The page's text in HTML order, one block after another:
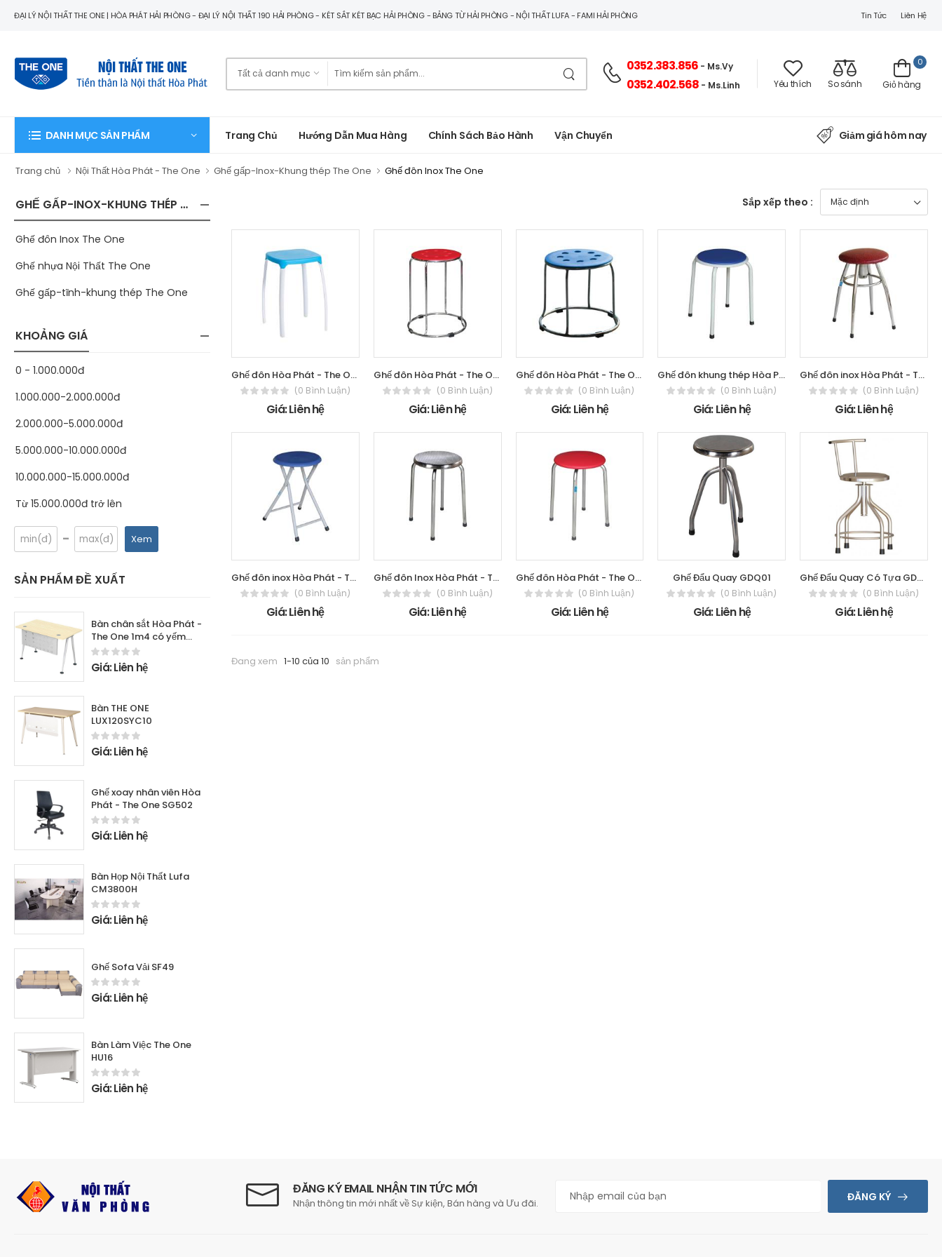
ĐẠI LÝ NỘI THẤT THE ONE | HÒA PHÁT HẢI PHÒNG - ĐẠI LÝ NỘI THẤT 190 HẢI PHÒNG - KÉT SẮT KÉT BẠC HẢI PHÒNG - BẢNG TỪ HẢI PHÒNG - NỘI THẤT LUFA - FAMI HẢI PHÒNG Tin Tức Liên Hệ
0352.383.856 - Ms.Vy
0352.402.568 - Ms.Linh Yêu thích So sánh
0
Giỏ hàng
DANH MỤC SẢN PHẨM Trang Chủ Hướng Dẫn Mua Hàng Chính Sách Bảo Hành Vận Chuyển Giảm giá hôm nay
Trang chủ Nội Thất Hòa Phát - The One Ghế gấp-Inox-Khung thép The One Ghế đôn Inox The One
GHẾ GẤP-INOX-KHUNG THÉP THE ONE
Ghế đôn Inox The One
Ghế nhựa Nội Thất The One
Ghế gấp-tĩnh-khung thép The One
KHOẢNG GIÁ
0 - 1.000.000đ
1.000.000-2.000.000đ
2.000.000-5.000.000đ
5.000.000-10.000.000đ
10.000.000-15.000.000đ
Từ 15.000.000đ trở lên
- Xem
SẢN PHẨM ĐỀ XUẤT
Bàn chân sắt Hòa Phát -
The One 1m4 có yếm
HR140C8Y1
Giá: Liên hệ
Bàn THE ONE
LUX120SYC10
Giá: Liên hệ
Ghế xoay nhân viên Hòa
Phát - The One SG502
Giá: Liên hệ
Bàn Họp Nội Thất Lufa
CM3800H
Giá: Liên hệ
Ghế Sofa Vải SF49
Giá: Liên hệ
Bàn Làm Việc The One
HU16
Giá: Liên hệ
Sắp xếp theo :
Ghế đôn Hòa Phát - The One GD06
(0 Bình Luận)
Giá: Liên hệ
Ghế đôn Hòa Phát - The One GD05B
(0 Bình Luận)
Giá: Liên hệ
Ghế đôn Hòa Phát - The One GD05A
(0 Bình Luận)
Giá: Liên hệ
Ghế đôn khung thép Hòa Phát - The One
(0 Bình Luận)
Giá: Liên hệ
Ghế đôn inox Hòa Phát - The One GD03
(0 Bình Luận)
Giá: Liên hệ
Ghế đôn inox Hòa Phát - The One GD02
(0 Bình Luận)
Giá: Liên hệ
Ghế đôn Inox Hòa Phát - The One GD01I
(0 Bình Luận)
Giá: Liên hệ
Ghế đôn Hòa Phát - The One GD01
(0 Bình Luận)
Giá: Liên hệ
Ghế Đẩu Quay GDQ01
(0 Bình Luận)
Giá: Liên hệ
Ghế Đẩu Quay Có Tựa GDQ02
(0 Bình Luận)
Giá: Liên hệ
Đang xem 1-10 của 10 sản phẩm
ĐĂNG KÝ EMAIL NHẬN TIN TỨC MỚI
Nhận thông tin mới nhất về Sự kiện, Bán hàng và Ưu đãi. ĐĂNG KÝ